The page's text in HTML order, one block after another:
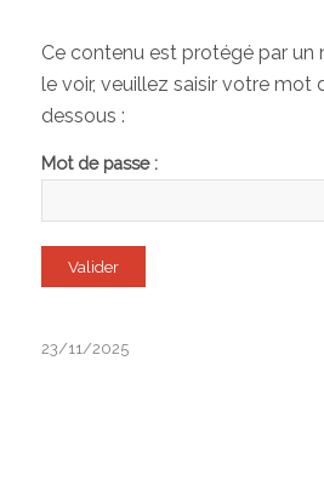
Ce contenu est protégé par un
le voir, veuillez saisir votre mot
dessous :
Mot de passe :
23/11/2025